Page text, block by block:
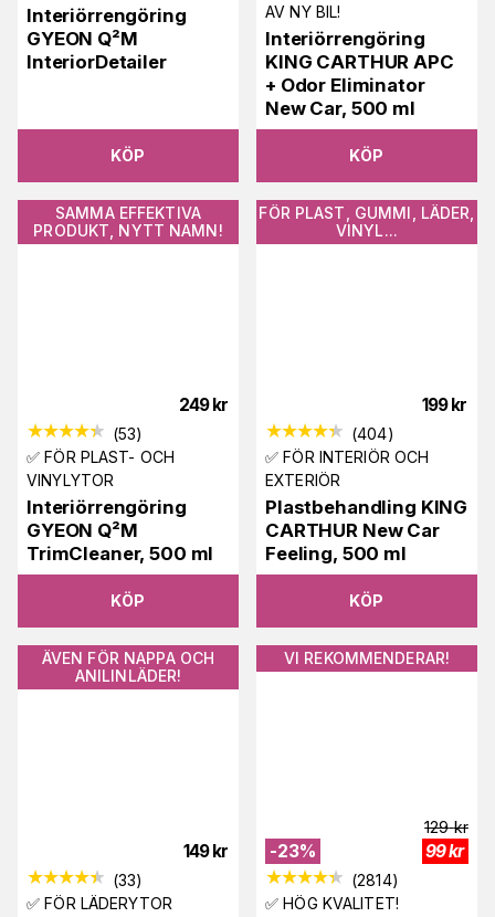
Interiörrengöring
GYEON Q²M
InteriorDetailer
KÖP
AV NY BIL!
Interiörrengöring
KING CARTHUR APC
+ Odor Eliminator
New Car, 500 ml
KÖP
SAMMA EFFEKTIVA
PRODUKT, NYTT NAMN!
249 kr
(53)
✅ FÖR PLAST- OCH
VINYLYTOR
Interiörrengöring
GYEON Q²M
TrimCleaner, 500 ml
KÖP
FÖR PLAST, GUMMI, LÄDER,
VINYL...
199 kr
(404)
✅ FÖR INTERIÖR OCH
EXTERIÖR
Plastbehandling KING
CARTHUR New Car
Feeling, 500 ml
KÖP
ÄVEN FÖR NAPPA OCH
ANILINLÄDER!
149 kr
(33)
✅ FÖR LÄDERYTOR
VI REKOMMENDERAR!
-23%
129 kr
99kr
(2814)
✅ HÖG KVALITET!